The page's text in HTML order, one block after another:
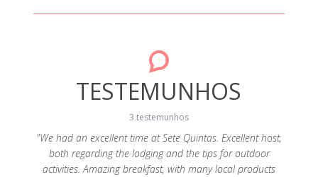
TESTEMUNHOS
3 testemunhos
"We had an excellent time at Sete Quintas. Excellent host,
both regarding the lodging and the tips for outdoor
activities. Amazing breakfast, with many local products